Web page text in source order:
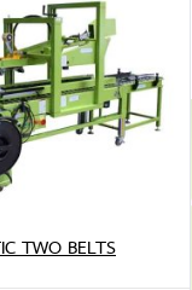
TWO BELTS